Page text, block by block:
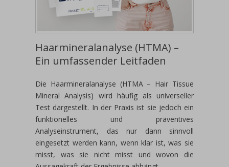
Haarmineralanalyse (HTMA) –
Ein umfassender Leitfaden
Die Haarmineralanalyse (HTMA – Hair Tissue
Mineral Analysis) wird häufig als universeller
Test dargestellt. In der Praxis ist sie jedoch ein
funktionelles und präventives
Analyseinstrument, das nur dann sinnvoll
eingesetzt werden kann, wenn klar ist, was sie
misst, was sie nicht misst und wovon die